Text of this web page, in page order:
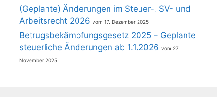
(Geplante) Änderungen im Steuer-, SV- und
Arbeitsrecht 2026
17. Dezember 2025
Betrugsbekämpfungsgesetz 2025 – Geplante
steuerliche Änderungen ab 1.1.2026
27.
November 2025